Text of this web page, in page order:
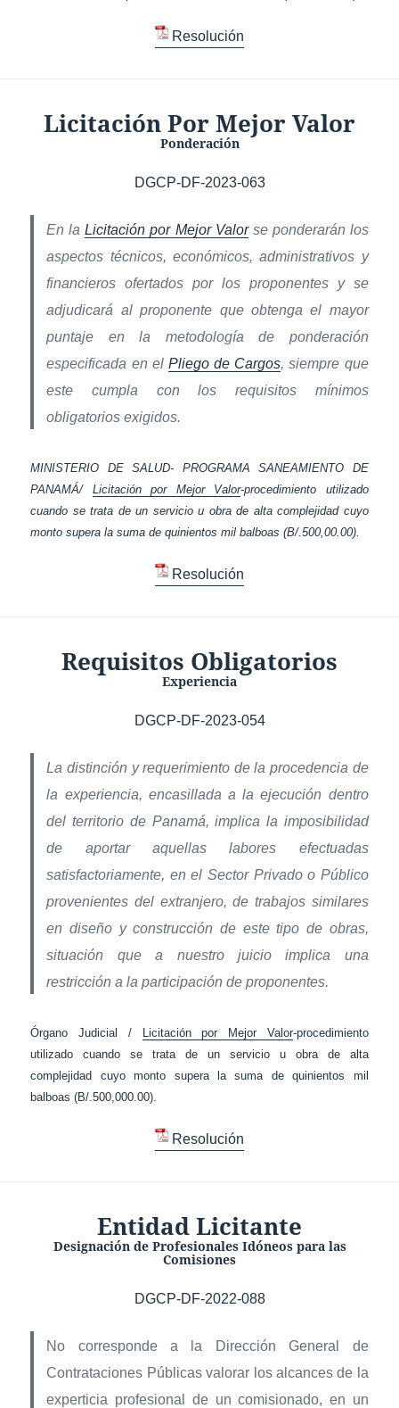
Resolución
Licitación Por Mejor Valor
Ponderación
DGCP-DF-2023-063
En laLicitación por Mejor Valorse ponderarán los
aspectos técnicos, económicos, administrativos y
financieros ofertados por los proponentes y se
adjudicará al proponente que obtenga el mayor
puntaje en la metodología de ponderación
especificada en el Pliego de Cargos, siempre que
este cumpla con los requisitos mínimos
obligatorios exigidos.
MINISTERIO DE SALUD- PROGRAMA SANEAMIENTO DE
PANAMÁ/ Licitación por Mejor Valor-procedimiento utilizado
cuando se trata de un servicio u obra de alta complejidad cuyo
monto supera la suma de quinientos mil balboas (B/.500,00.00).
Resolución
Requisitos Obligatorios
Experiencia
DGCP-DF-2023-054
La distinción y requerimiento de la procedencia de
la experiencia, encasillada a la ejecución dentro
del territorio de Panamá, implica la imposibilidad
de aportar aquellas labores efectuadas
satisfactoriamente, en el Sector Privado o Público
provenientes del extranjero, de trabajos similares
en diseño y construcción de este tipo de obras,
situación que a nuestro juicio implica una
restricción a la participación de proponentes.
Órgano Judicial / Licitación por Mejor Valor-procedimiento
utilizado cuando se trata de un servicio u obra de alta
complejidad cuyo monto supera la suma de quinientos mil
balboas (B/.500,000.00).
Resolución
Entidad Licitante
Designación de Profesionales Idóneos para las
Comisiones
DGCP-DF-2022-088
No corresponde a la Dirección General de
Contrataciones Públicas valorar los alcances de la
experticia profesional de un comisionado, en un